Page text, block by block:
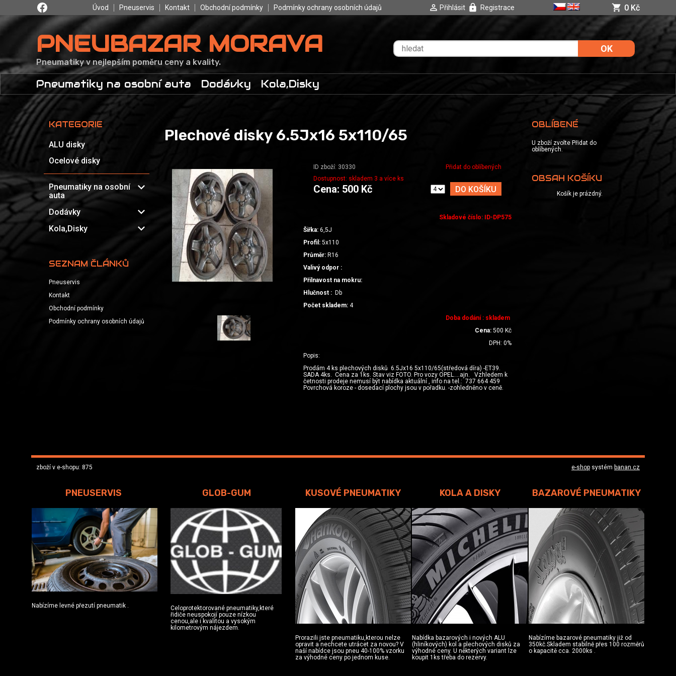
Úvod Pneuservis Kontakt Obchodní podmínky Podmínky ochrany osobních údajů Přihlásit Registrace 0 Kč
PNEUBAZAR MORAVA
Pneumatiky v nejlepším poměru ceny a kvality.
Pneumatiky na osobní auta Dodávky Kola,Disky
KATEGORIE
ALU disky
Ocelové disky
Pneumatiky na osobní
auta
expand_more
Dodávky expand_more
Kola,Disky expand_more
SEZNAM ČLÁNKŮ
Pneuservis
Kontakt
Obchodní podmínky
Podmínky ochrany osobních údajů
Plechové disky 6.5Jx16 5x110/65
Skladové číslo:
ID-DP575
Šiřka: 6,5J
Profil: 5x110
Průměr: R16
Valivý odpor :
Přilnavost na mokru:
Hlučnost : Db
Počet skladem: 4
Doba dodání : skladem
Cena: 500 Kč
DPH: 0%
Popis:
Prodám 4 ks plechových disků 6.5Jx16 5x110/65(středová díra) -ET39.
SADA 4ks. Cena za 1ks. Stav viz FOTO. Pro vozy OPEL….ajn. Vzhledem k
četnosti prodeje nemusí být nabídka aktuální , info na tel.: 737 664 459
Povrchová koroze - dosedací plochy jsou v pořadku. -zohledněno v ceně.
ID zboží: 30330
Přidat do oblíbených
Dostupnost: skladem 3 a více ks
Cena: 500 Kč DO KOŠÍKU
OBLÍBENÉ
U zboží zvolte Přidat do
oblíbených.
OBSAH KOŠÍKU
Košík je prázdný.
zboží v e-shopu: 875 e-shop systém banan.cz
PNEUSERVIS
Nabízíme levné přezutí pneumatik .
GLOB-GUM
Celoprotektorované pneumatiky,které
řidiče neuspokojí pouze nízkou
cenou,ale i kvalitou a vysokým
kilometrovým nájezdem.
KUSOVÉ PNEUMATIKY
Prorazili jste pneumatiku,kterou nelze
opravit a nechcete utrácet za novou? V
naší nabídce jsou pneu 40-100% vzorku
za výhodné ceny po jednom kuse.
KOLA A DISKY
Nabídka bazarových i nových ALU
(hliníkových) kol a plechových disků za
výhodné ceny. U některých variant lze
koupit 1ks třeba do rezervy.
BAZAROVÉ PNEUMATIKY
Nabízíme bazarové pneumatiky již od
350kč.Skladem stabilně přes 100 rozměrů
o kapacitě cca. 2000ks .